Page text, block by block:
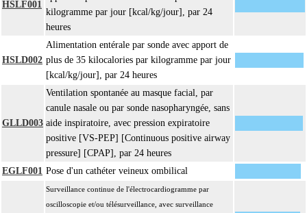
HSLF001
kilogramme par jour [kcal/kg/jour], par 24
heures
HSLD002
Alimentation entérale par sonde avec apport de
plus de 35 kilocalories par kilogramme par jour
[kcal/kg/jour], par 24 heures
GLLD003
Ventilation spontanée au masque facial, par
canule nasale ou par sonde nasopharyngée, sans
aide inspiratoire, avec pression expiratoire
positive [VS-PEP] [Continuous positive airway
pressure] [CPAP], par 24 heures
EGLF001 Pose d'un cathéter veineux ombilical
Surveillance continue de l'électrocardiogramme par
oscilloscopie et/ou télésurveillance, avec surveillance